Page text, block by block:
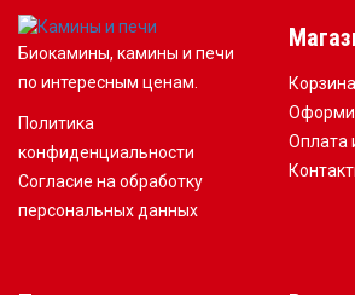
Биокамины, камины и печи
по интересным ценам.
Политика
конфиденциальности
Согласие на обработку
персональных данных
Корзина
Оплата